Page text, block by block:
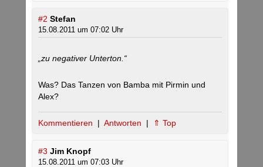
#2 Stefan
15.08.2011 um 07:02 Uhr
„zu negativer Unterton.“
Was? Das Tanzen von Bamba mit Pirmin und
Alex?
Kommentieren | Antworten | ⇑ Top
#3 Jim Knopf
15.08.2011 um 07:03 Uhr